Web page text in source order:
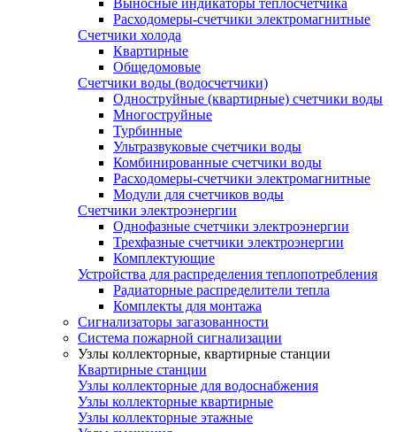
Выносные индикаторы теплосчетчика
Расходомеры-счетчики электромагнитные
Счетчики холода
Квартирные
Общедомовые
Счетчики воды (водосчетчики)
Одноструйные (квартирные) счетчики воды
Многоструйные
Турбинные
Ультразвуковые счетчики воды
Комбинированные счетчики воды
Расходомеры-счетчики электромагнитные
Модули для счетчиков воды
Счетчики электроэнергии
Однофазные счетчики электроэнергии
Трехфазные счетчики электроэнергии
Комплектующие
Устройства для распределения теплопотребления
Радиаторные распределители тепла
Комплекты для монтажа
Сигнализаторы загазованности
Система пожарной сигнализации
Узлы коллекторные, квартирные станции
Квартирные станции
Узлы коллекторные для водоснабжения
Узлы коллекторные квартирные
Узлы коллекторные этажные